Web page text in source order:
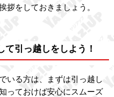
拶をしておきましょう。
引っ越しをしよう！
いる方は、まずは引っ越し
っておけば安心にスムーズ